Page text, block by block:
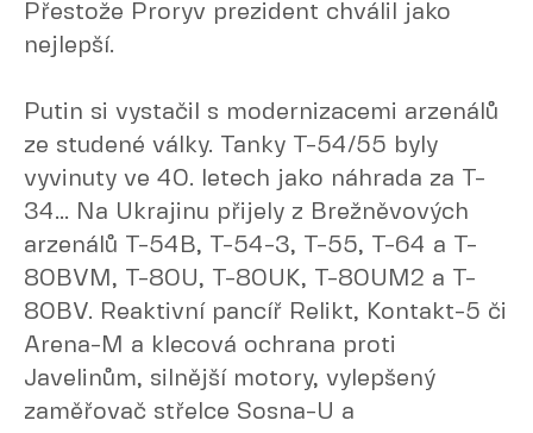
Přestože Proryv prezident chválil jako
nejlepší.
Putin si vystačil s modernizacemi arzenálů
ze studené války. Tanky T-54/55 byly
vyvinuty ve 40. letech jako náhrada za T-
34... Na Ukrajinu přijely z Brežněvových
arzenálů T-54B, T-54-3, T-55, T-64 a T-
80BVM, T-80U, T-80UK, T-80UM2 a T-
80BV. Reaktivní pancíř Relikt, Kontakt-5 či
Arena-M a klecová ochrana proti
Javelinům, silnější motory, vylepšený
zaměřovač střelce Sosna-U a